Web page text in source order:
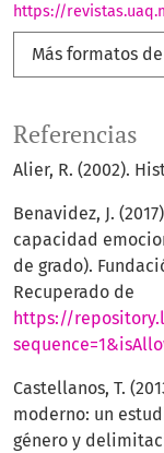
https://
Más formatos
Referencias
Alier, R. (2002).
Benavidez, J.
capacidad
de grado).
Recuperado de
https://
Castellanos, T.
moderno: un
género y